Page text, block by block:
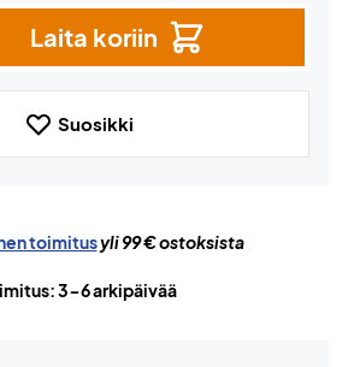
Laita koriin
Suosikki
toimitusyli 99 € ostoksista
3-6 arkipäivää